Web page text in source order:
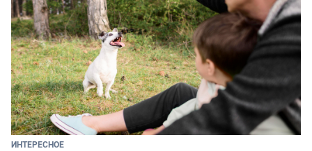
ИНТЕРЕСНОЕ